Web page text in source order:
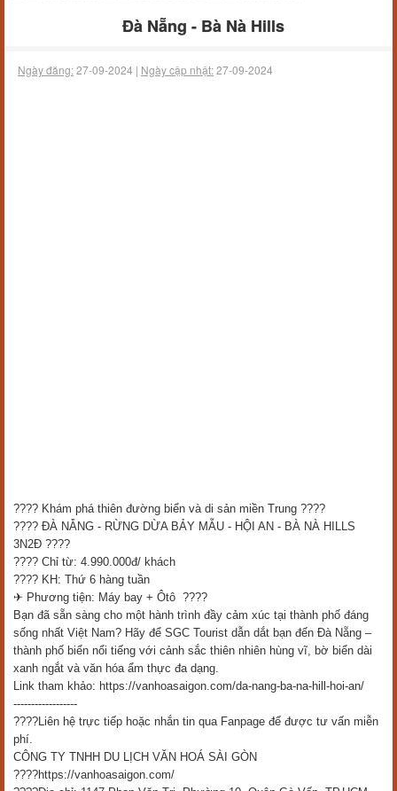
Đà Nẵng - Bà Nà Hills
Ngày đăng:27-09-2024 | Ngày cập nhật:27-09-2024
???? Khám phá thiên đường biển và di sản miền Trung ????
???? ĐÀ NẴNG - RỪNG DỪA BẢY MẪU - HỘI AN - BÀ NÀ HILLS
3N2Đ ????
???? Chỉ từ: 4.990.000đ/ khách
???? KH: Thứ 6 hàng tuần
✈ Phương tiện: Máy bay + Ôtô ????
Bạn đã sẵn sàng cho một hành trình đầy cảm xúc tại thành phố đáng
sống nhất Việt Nam? Hãy để SGC Tourist dẫn dắt bạn đến Đà Nẵng –
thành phố biển nổi tiếng với cảnh sắc thiên nhiên hùng vĩ, bờ biển dài
xanh ngắt và văn hóa ẩm thực đa dạng.
Link tham khảo: https://vanhoasaigon.com/da-nang-ba-na-hill-hoi-an/
------------------
????Liên hệ trực tiếp hoặc nhắn tin qua Fanpage để được tư vấn miễn
phí.
CÔNG TY TNHH DU LỊCH VĂN HOÁ SÀI GÒN
????https://vanhoasaigon.com/